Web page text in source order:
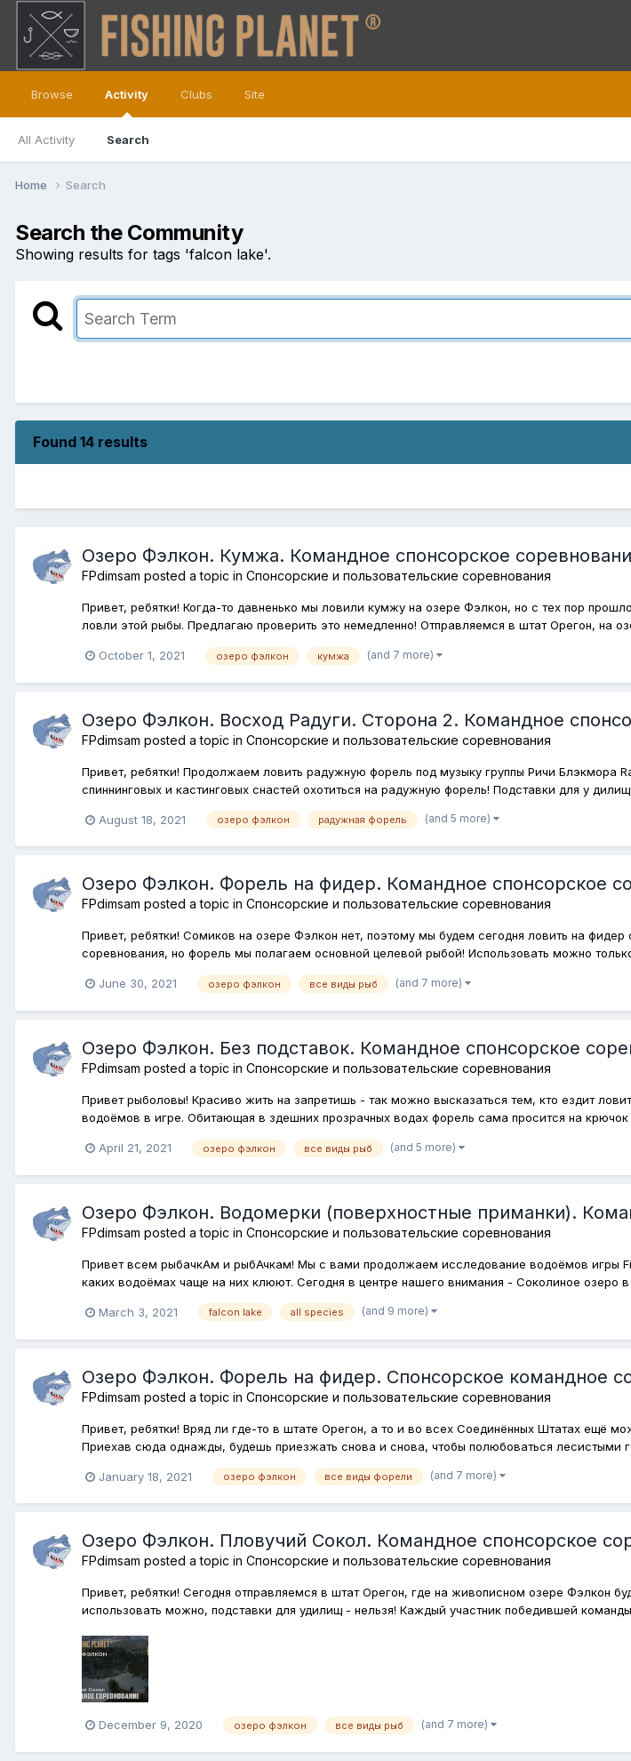
Browse Activity
All Activity Search
Clubs Site
Home Search
Search the Community
Showing results for tags 'falcon lake'.
Found 14 results
Озеро Фэлкон. Кумжа. Командное спонсорское
FPdimsam posted a topic in Спонсорские и пользовательские соревнования
Привет, ребятки! Когда-то давненько мы ловили кумжу на озере Фэлкон, но с тех пор
ловли этой рыбы. Предлагаю проверить это немедленно! Отправляемся в штат Орегон, на
October 1, 2021 озеро фэлкон кумжа (and 7 more)
Озеро Фэлкон. Восход Радуги. Сторона 2. Командное
FPdimsam posted a topic in Спонсорские и пользовательские соревнования
Привет, ребятки! Продолжаем ловить радужную форель под музыку группы Ричи Блэкмора
спиннинговых и кастинговых снастей охотиться на радужную форель! Подставки для у
August 18, 2021 озеро фэлкон радужная форель (and 5 more)
Озеро Фэлкон. Форель на фидер. Командное спонсорское
FPdimsam posted a topic in Спонсорские и пользовательские соревнования
Привет, ребятки! Сомиков на озере Фэлкон нет, поэтому мы будем сегодня ловить на
соревнования, но форель мы полагаем основной целевой рыбой! Использовать можно
June 30, 2021 озеро фэлкон все виды рыб (and 7 more)
Озеро Фэлкон. Без подставок. Командное спонсорское
FPdimsam posted a topic in Спонсорские и пользовательские соревнования
Привет рыболовы! Красиво жить на запретишь - так можно высказаться тем, кто ездит
водоёмов в игре. Обитающая в здешних прозрачных водах форель сама просится на крючок
April 21, 2021 озеро фэлкон все виды рыб (and 5 more)
Озеро Фэлкон. Водомерки (поверхностные приманки).
FPdimsam posted a topic in Спонсорские и пользовательские соревнования
Привет всем рыбачкАм и рыбАчкам! Мы с вами продолжаем исследование водоёмов игры
каких водоёмах чаще на них клюют. Сегодня в центре нашего внимания - Соколиное озеро
March 3, 2021 falcon lake all species (and 9 more)
Озеро Фэлкон. Форель на фидер. Спонсорское командное
FPdimsam posted a topic in Спонсорские и пользовательские соревнования
Привет, ребятки! Вряд ли где-то в штате Орегон, а то и во всех Соединённых Штатах ещё
Приехав сюда однажды, будешь приезжать снова и снова, чтобы полюбоваться лесистыми
January 18, 2021 озеро фэлкон все виды форели (and 7 more)
Озеро Фэлкон. Пловучий Сокол. Командное спонсорское
FPdimsam posted a topic in Спонсорские и пользовательские соревнования
Привет, ребятки! Сегодня отправляемся в штат Орегон, где на живописном озере Фэлкон
использовать можно, подставки для удилищ - нельзя! Каждый участник победившей
December 9, 2020 озеро фэлкон все виды рыб (and 7 more)